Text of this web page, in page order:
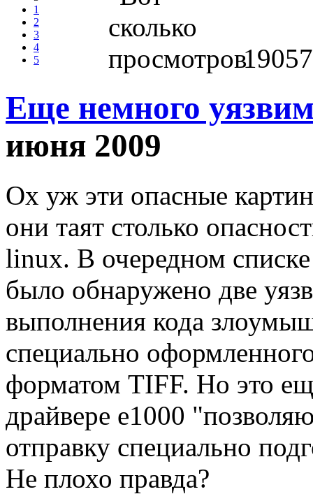
1
2
3
4
5
19057
Еще немного
июня 2009
Ох уж эти опасные
они таят столько
linux. В очередном
было обнаружено две
выполнения кода
специально
форматом TIFF. Но это
драйвере e1000
отправку специально
Не плохо правда?